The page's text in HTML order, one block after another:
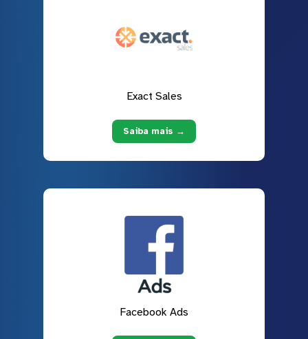
Exact Sales
Saiba mais →
Facebook Ads